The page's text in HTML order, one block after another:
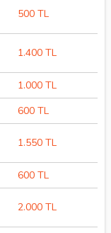
500 TL
1.400 TL
1.000 TL
600 TL
1.550 TL
600 TL
2.000 TL